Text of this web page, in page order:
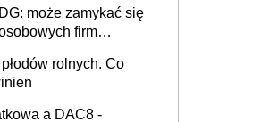
może zamykać się
firm
rolnych. Co
a DAC8 -